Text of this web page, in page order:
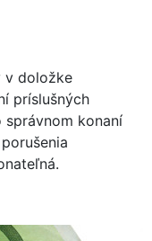
v doložke
príslušných
správnom konaní